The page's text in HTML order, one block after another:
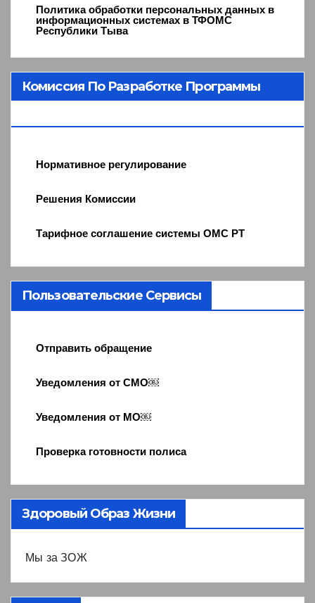
Политика обработки персональных данных в
информационных системах в ТФОМС
Республики Тыва
Комиссия По Разработке Программы
Нормативное регулирование
Решения Комиссии
Тарифное соглашение системы ОМС РТ
Пользовательские Сервисы
Отправить обращение
Уведомления от СМО￼
Уведомления от МО￼
Проверка готовности полиса
Здоровый Образ Жизни
Мы за ЗОЖ